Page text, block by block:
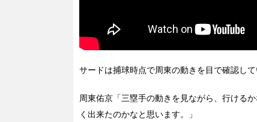
サードは捕球時点で周東の動きを目で確認し
周東佑京「三塁手の動きを見ながら、行ける
く出来たのかなと思います。」